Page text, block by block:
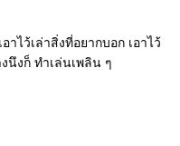
าไว้เล่าสิ่งที่อยากบอก เอาไว้
นึงก็ ทำเล่นเพลิน ๆ